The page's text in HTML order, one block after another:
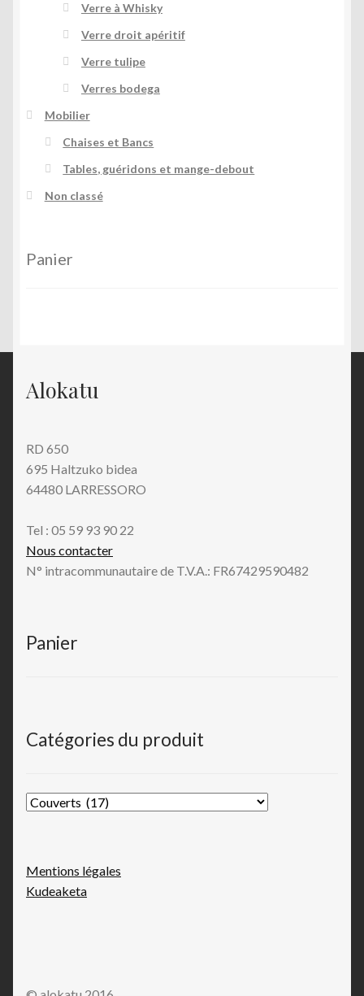
Verre à Whisky
Verre droit apéritif
Verre tulipe
Verres bodega
Mobilier
Chaises et Bancs
Tables, guéridons et mange-debout
Non classé
Panier
Alokatu
RD 650
695 Haltzuko bidea
64480 LARRESSORO
Tel : 05 59 93 90 22
Nous contacter
N° intracommunautaire de T.V.A.: FR67429590482
Panier
Catégories du produit
Mentions légales
Kudeaketa